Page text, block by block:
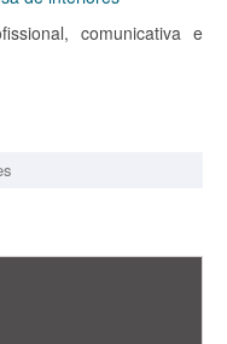
comunicativa e